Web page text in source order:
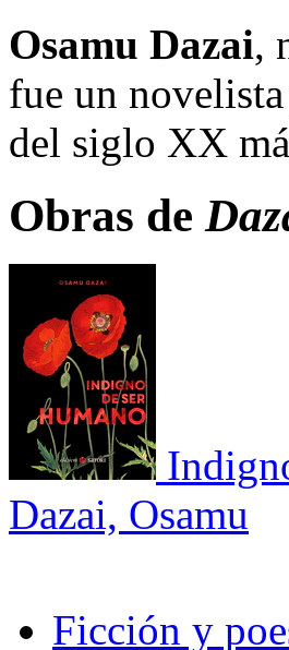
Osamu Dazai,
fue un
del siglo XX
Obras de
Dazai, Osamu
Ficción y